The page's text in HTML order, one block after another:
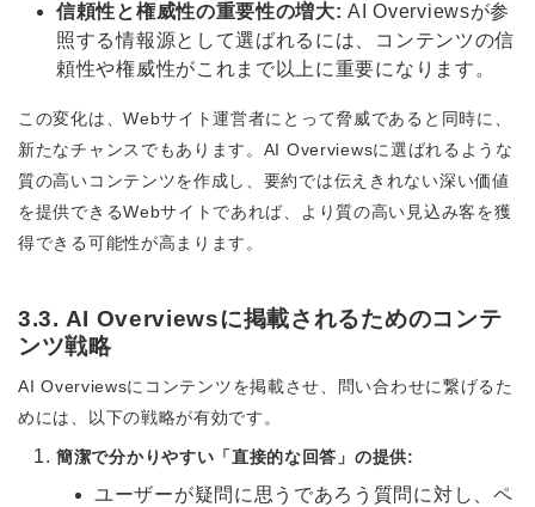
信頼性と権威性の重要性の増大: AI Overviewsが参
照する情報源として選ばれるには、コンテンツの信
頼性や権威性がこれまで以上に重要になります。
この変化は、Webサイト運営者にとって脅威であると同時に、
新たなチャンスでもあります。AI Overviewsに選ばれるような
質の高いコンテンツを作成し、要約では伝えきれない深い価値
を提供できるWebサイトであれば、より質の高い見込み客を獲
得できる可能性が高まります。
3.3. AI Overviewsに掲載されるためのコンテ
ンツ戦略
AI Overviewsにコンテンツを掲載させ、問い合わせに繋げるた
めには、以下の戦略が有効です。
簡潔で分かりやすい「直接的な回答」の提供:
ユーザーが疑問に思うであろう質問に対し、ペ